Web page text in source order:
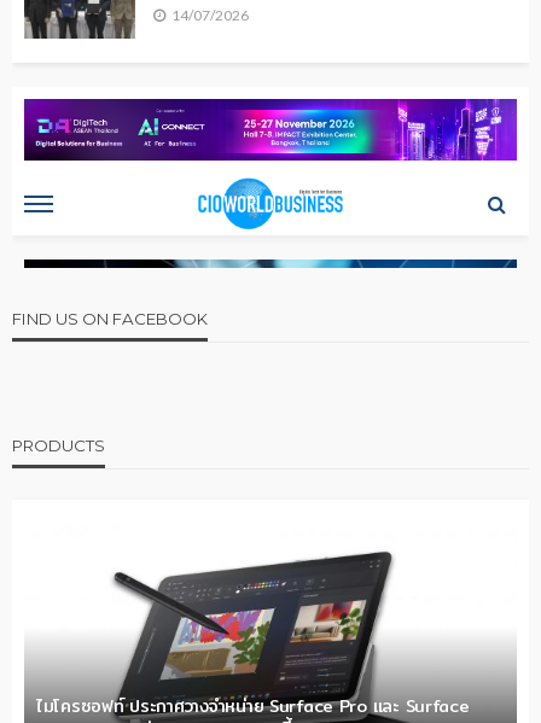
14/07/2026
FIND US ON FACEBOOK
PRODUCTS
ไมโครซอฟท์ ประกาศวางจำหน่าย Surface Pro และ Surface